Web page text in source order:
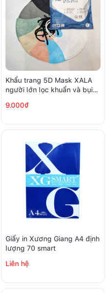
Khẩu trang 5D Mask XALA
người lớn lọc khuẩn và bụi
9.000₫
Giấy in Xương Giang A4 định
lượng 70 smart
Liên hệ